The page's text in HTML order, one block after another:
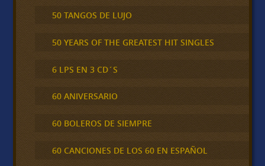
50 TANGOS DE LUJO
50 YEARS OF THE GREATEST HIT SINGLES
6 LPS EN 3 CD´S
60 ANIVERSARIO
60 BOLEROS DE SIEMPRE
60 CANCIONES DE LOS 60 EN ESPAÑOL